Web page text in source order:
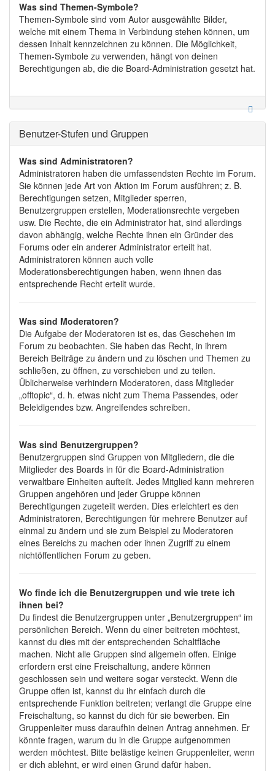
Was sind Themen-Symbole?
Themen-Symbole sind vom Autor ausgewählte Bilder,
welche mit einem Thema in Verbindung stehen können, um
dessen Inhalt kennzeichnen zu können. Die Möglichkeit,
Themen-Symbole zu verwenden, hängt von deinen
Berechtigungen ab, die die Board-Administration gesetzt hat.
Benutzer-Stufen und Gruppen
Was sind Administratoren?
Administratoren haben die umfassendsten Rechte im Forum.
Sie können jede Art von Aktion im Forum ausführen; z. B.
Berechtigungen setzen, Mitglieder sperren,
Benutzergruppen erstellen, Moderationsrechte vergeben
usw. Die Rechte, die ein Administrator hat, sind allerdings
davon abhängig, welche Rechte ihnen ein Gründer des
Forums oder ein anderer Administrator erteilt hat.
Administratoren können auch volle
Moderationsberechtigungen haben, wenn ihnen das
entsprechende Recht erteilt wurde.
Was sind Moderatoren?
Die Aufgabe der Moderatoren ist es, das Geschehen im
Forum zu beobachten. Sie haben das Recht, in ihrem
Bereich Beiträge zu ändern und zu löschen und Themen zu
schließen, zu öffnen, zu verschieben und zu teilen.
Üblicherweise verhindern Moderatoren, dass Mitglieder
„offtopic“, d. h. etwas nicht zum Thema Passendes, oder
Beleidigendes bzw. Angreifendes schreiben.
Was sind Benutzergruppen?
Benutzergruppen sind Gruppen von Mitgliedern, die die
Mitglieder des Boards in für die Board-Administration
verwaltbare Einheiten aufteilt. Jedes Mitglied kann mehreren
Gruppen angehören und jeder Gruppe können
Berechtigungen zugeteilt werden. Dies erleichtert es den
Administratoren, Berechtigungen für mehrere Benutzer auf
einmal zu ändern und sie zum Beispiel zu Moderatoren
eines Bereichs zu machen oder ihnen Zugriff zu einem
nichtöffentlichen Forum zu geben.
Wo finde ich die Benutzergruppen und wie trete ich
ihnen bei?
Du findest die Benutzergruppen unter „Benutzergruppen“ im
persönlichen Bereich. Wenn du einer beitreten möchtest,
kannst du dies mit der entsprechenden Schaltfläche
machen. Nicht alle Gruppen sind allgemein offen. Einige
erfordern erst eine Freischaltung, andere können
geschlossen sein und weitere sogar versteckt. Wenn die
Gruppe offen ist, kannst du ihr einfach durch die
entsprechende Funktion beitreten; verlangt die Gruppe eine
Freischaltung, so kannst du dich für sie bewerben. Ein
Gruppenleiter muss daraufhin deinen Antrag annehmen. Er
könnte fragen, warum du in die Gruppe aufgenommen
werden möchtest. Bitte belästige keinen Gruppenleiter, wenn
er dich ablehnt, er wird einen Grund dafür haben.